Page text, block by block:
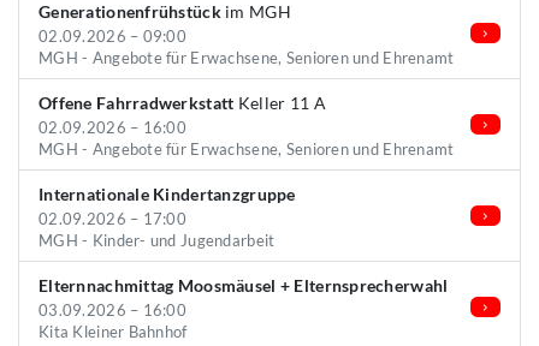
Generationenfrühstückim MGH
02.09.2026 – 09:00
MGH - Angebote für Erwachsene, Senioren und Ehrenamt
Offene Fahrradwerkstatt Keller 11 A
02.09.2026 – 16:00
MGH - Angebote für Erwachsene, Senioren und Ehrenamt
Internationale Kindertanzgruppe
02.09.2026 – 17:00
MGH - Kinder- und Jugendarbeit
Elternnachmittag Moosmäusel + Elternsprecherwahl
03.09.2026 – 16:00
Kita Kleiner Bahnhof